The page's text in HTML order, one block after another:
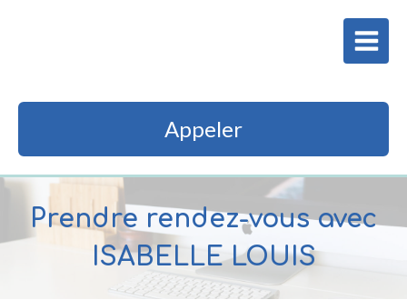
Appeler
Prendre rendez-vous avec
ISABELLE LOUIS